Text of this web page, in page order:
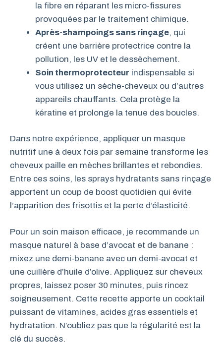
la fibre en réparant les micro-fissures
provoquées par le traitement chimique.
Après-shampoings sans rinçage, qui
créent une barrière protectrice contre la
pollution, les UV et le dessèchement.
Soin thermoprotecteur indispensable si
vous utilisez un sèche-cheveux ou d’autres
appareils chauffants. Cela protège la
kératine et prolonge la tenue des boucles.
Dans notre expérience, appliquer un masque
nutritif une à deux fois par semaine transforme les
cheveux paille en mèches brillantes et rebondies.
Entre ces soins, les sprays hydratants sans rinçage
apportent un coup de boost quotidien qui évite
l’apparition des frisottis et la perte d’élasticité.
Pour un soin maison efficace, je recommande un
masque naturel à base d’avocat et de banane :
mixez une demi-banane avec un demi-avocat et
une cuillère d’huile d’olive. Appliquez sur cheveux
propres, laissez poser 30 minutes, puis rincez
soigneusement. Cette recette apporte un cocktail
puissant de vitamines, acides gras essentiels et
hydratation. N’oubliez pas que la régularité est la
clé du succès.